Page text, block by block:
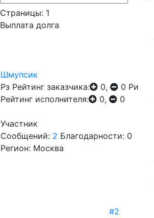
Страницы: 1
Выплата долга
Шмупсик
Рз Рейтинг заказчика: 0, 0 Ри
Рейтинг исполнителя:
0, 0
Участник
Сообщений: 2 Благодарности: 0
Регион: Москва
#2